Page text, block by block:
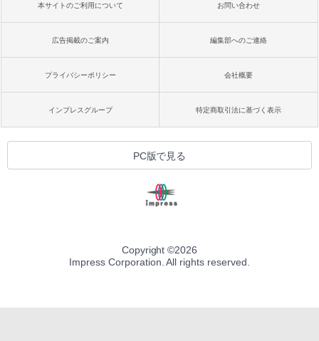
本サイトのご利用について お問い合わせ
広告掲載のご案内 編集部へのご連絡
プライバシーポリシー 会社概要
インプレスグループ 特定商取引法に基づく表示
PC版で見る
Copyright ©2026
Impress Corporation. All rights reserved.